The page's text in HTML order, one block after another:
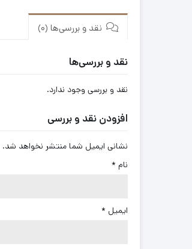
نقد و بررسی‌ها (0)
نقد و بررسی‌ها
نقد و بررسی وجود ندارد.
افزودن نقد و بررسی
نشانی ایمیل شما منتشر نخواهد شد.
نام *
ایمیل *